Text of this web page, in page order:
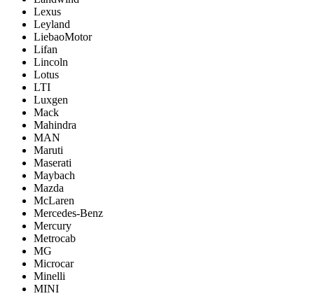
Lexus
Leyland
LiebaoMotor
Lifan
Lincoln
Lotus
LTI
Luxgen
Mack
Mahindra
MAN
Maruti
Maserati
Maybach
Mazda
McLaren
Mercedes-Benz
Mercury
Metrocab
MG
Microcar
Minelli
MINI